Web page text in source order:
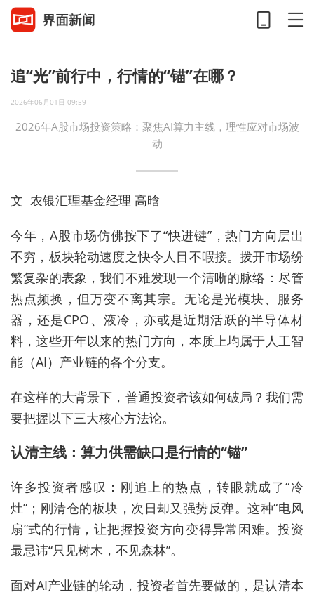
追“光”前行中，行情的“锚”在哪？
2026年06月01日 09:59
2026年A股市场投资策略：聚焦AI算力主线，理性应对市场波
动
文 农银汇理基金经理 高晗
今年，A股市场仿佛按下了“快进键”，热门方向层出
不穷，板块轮动速度之快令人目不暇接。拨开市场纷
繁复杂的表象，我们不难发现一个清晰的脉络：尽管
热点频换，但万变不离其宗。无论是光模块、服务
器，还是CPO、液冷，亦或是近期活跃的半导体材
料，这些开年以来的热门方向，本质上均属于人工智
能（AI）产业链的各个分支。
在这样的大背景下，普通投资者该如何破局？我们需
要把握以下三大核心方法论。
认清主线：算力供需缺口是行情的“锚”
许多投资者感叹：刚追上的热点，转眼就成了“冷
灶”；刚清仓的板块，次日却又强势反弹。这种“电风
扇”式的行情，让把握投资方向变得异常困难。投资
最忌讳“只见树木，不见森林”。
面对AI产业链的轮动，投资者首先要做的，是认清本